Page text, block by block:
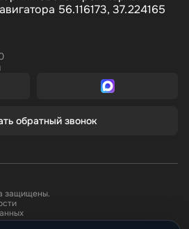
56.116173, 37.224165
обратный звонок
защищены.